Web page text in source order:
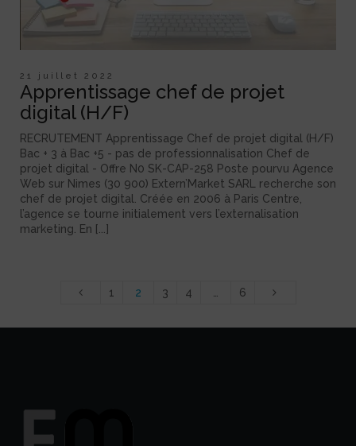
21 juillet 2022
Apprentissage chef de projet
digital (H/F)
RECRUTEMENT Apprentissage Chef de projet digital (H/F)
Bac + 3 à Bac +5 - pas de professionnalisation Chef de
projet digital - Offre N0 SK-CAP-258 Poste pourvu Agence
Web sur Nimes (30 900) Extern’Market SARL recherche son
chef de projet digital. Créée en 2006 à Paris Centre,
l’agence se tourne initialement vers l’externalisation
marketing. En [...]
1 2 3 4 6